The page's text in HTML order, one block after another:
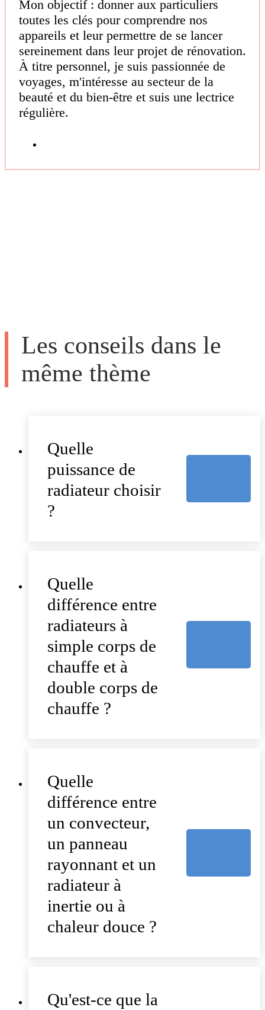
Mon objectif : donner aux particuliers
toutes les clés pour comprendre nos
appareils et leur permettre de se lancer
sereinement dans leur projet de rénovation.
À titre personnel, je suis passionnée de
voyages, m'intéresse au secteur de la
beauté et du bien-être et suis une lectrice
régulière.
Les conseils dans le
même thème
Quelle
puissance de
radiateur choisir
?
Quelle
différence entre
radiateurs à
simple corps de
chauffe et à
double corps de
chauffe ?
Quelle
différence entre
un convecteur,
un panneau
rayonnant et un
radiateur à
inertie ou à
chaleur douce ?
Qu'est-ce que la